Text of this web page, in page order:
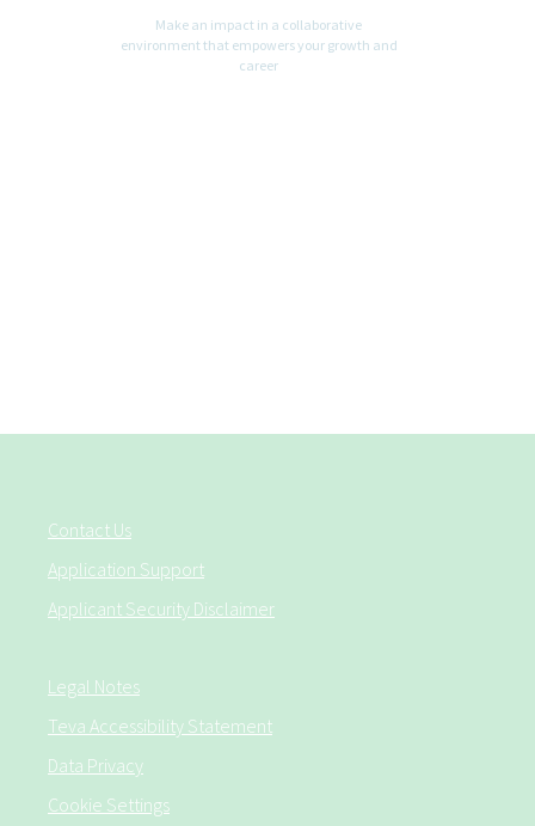
Make an impact in a collaborative
environment that empowers your growth and
career
Contact Us
Application Support
Applicant Security Disclaimer
Legal Notes
Teva Accessibility Statement
Data Privacy
Cookie Settings